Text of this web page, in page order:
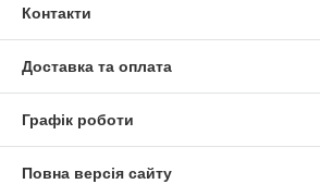
Контакти
Доставка та оплата
Графік роботи
Повна версія сайту